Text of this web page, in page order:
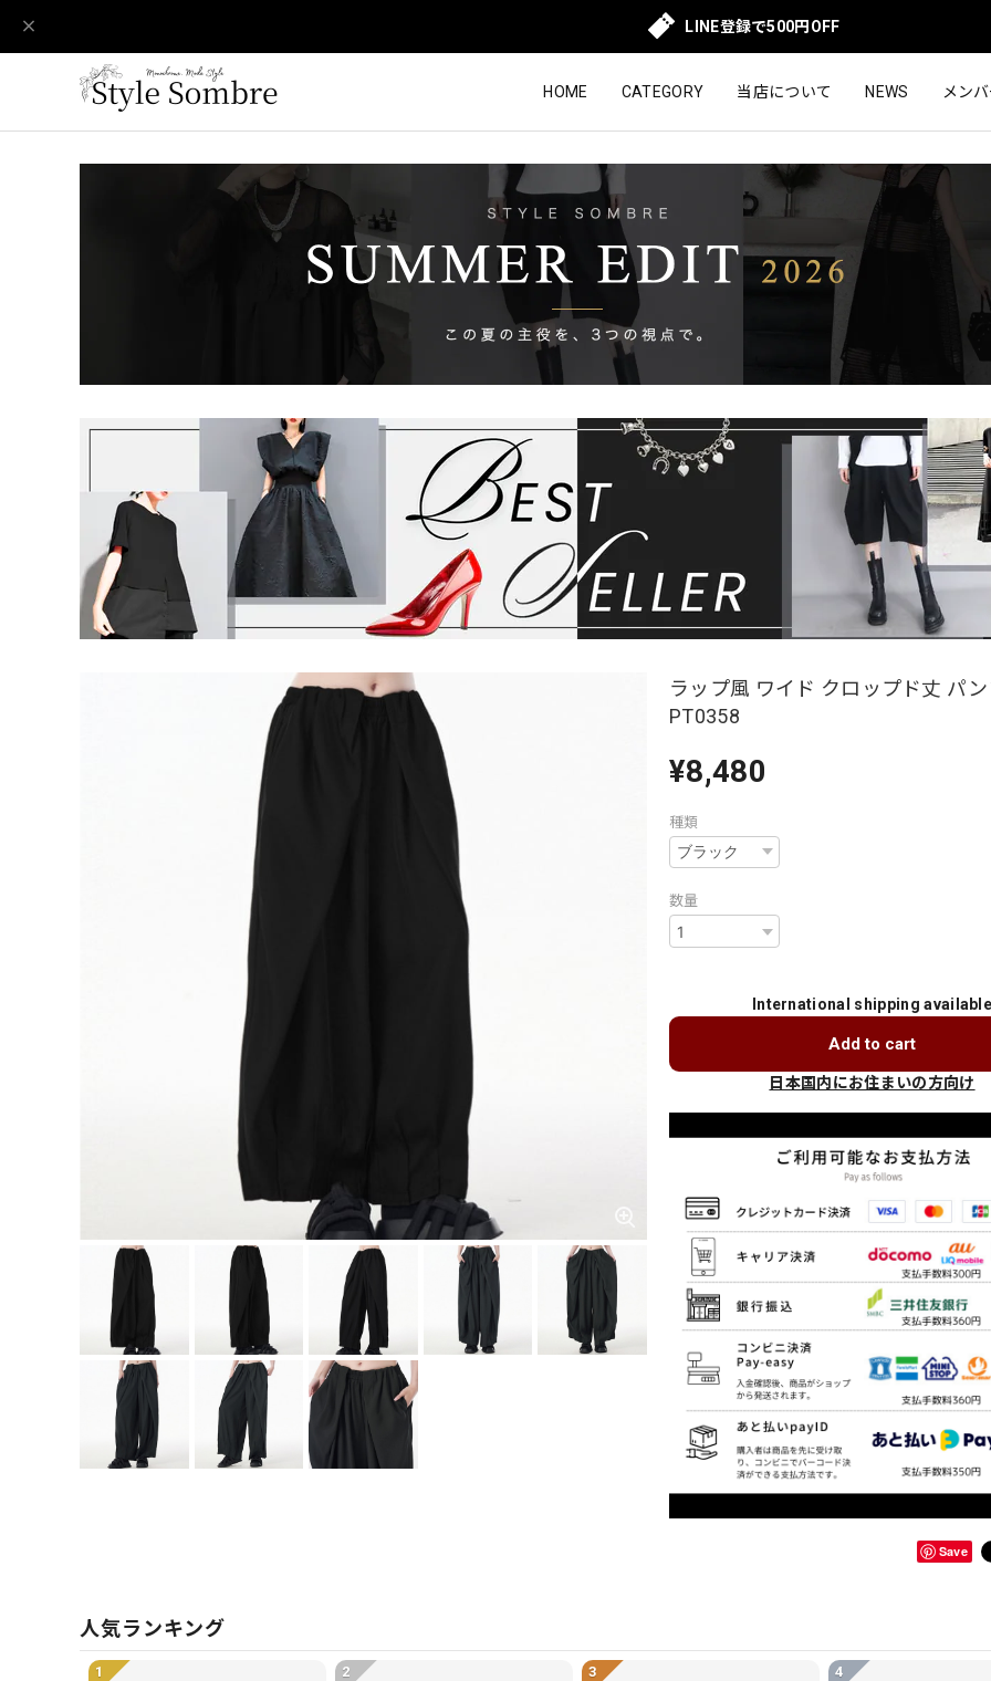
LINE登録で500円OFF
HOME CATEGORY 当店について NEWS メン
ラップ風 ワイド クロップド丈 パ
PT0358
¥8,480
種類
数量
International shipping
Add to cart
日本国内にお住まいの方向け
Save
人気ランキング
1 2 3 4